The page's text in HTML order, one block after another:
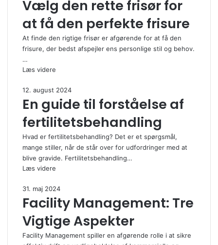
Vælg den rette frisør for
at få den perfekte frisure
At finde den rigtige frisør er afgørende for at få den
frisure, der bedst afspejler ens personlige stil og behov.
…
Læs videre
12. august 2024
En guide til forståelse af
fertilitetsbehandling
Hvad er fertilitetsbehandling? Det er et spørgsmål,
mange stiller, når de står over for udfordringer med at
blive gravide. Fertilitetsbehandling…
Læs videre
31. maj 2024
Facility Management: Tre
Vigtige Aspekter
Facility Management spiller en afgørende rolle i at sikre